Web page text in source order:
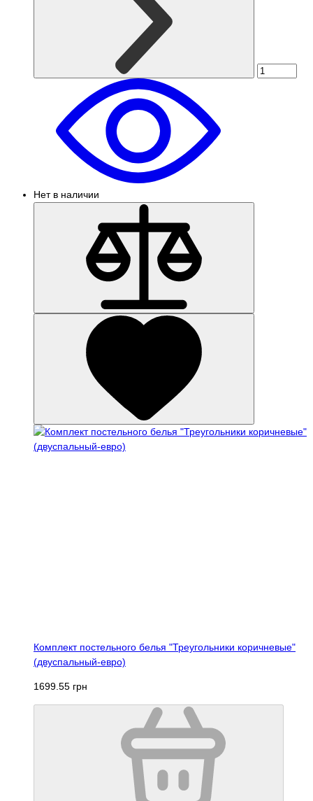
Нет в наличии
Комплект постельного белья "Треугольники коричневые"
(двуспальный-евро)
1699.55 грн